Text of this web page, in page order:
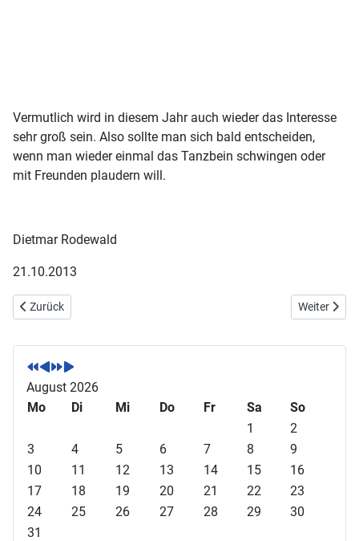
Vermutlich wird in diesem Jahr auch wieder das Interesse
sehr groß sein. Also sollte man sich bald entscheiden,
wenn man wieder einmal das Tanzbein schwingen oder
mit Freunden plaudern will.
Dietmar Rodewald
21.10.2013
Vorheriger Beitrag: Springlehrgang Hofgut Kreling
Zurück Nächster
Weiter
V
o
r
h
r
i
g
s
V
o
r
h
i
g
r
N
ä
c
N
ä
c
August 2026
Mo
Di Mi Do Fr Sa
So
1
2
3
4 5 6 7 8
9
10
11 12 13 14 15
16
17
18 19 20 21 22
23
24
25 26 27 28 29
30
31